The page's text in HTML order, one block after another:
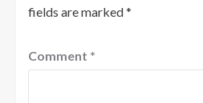
fields are marked*
Comment *